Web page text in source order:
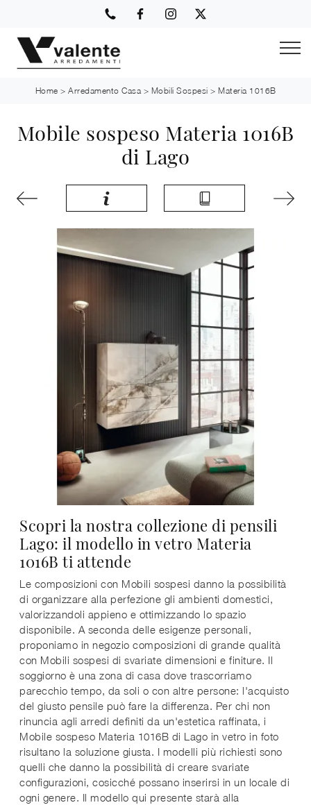
Home > Arredamento Casa > Mobili Sospesi > Materia 1016B
Mobile sospeso Materia 1016B
di Lago
Scopri la nostra collezione di pensili
Lago: il modello in vetro Materia
1016B ti attende
Le composizioni con Mobili sospesi danno la possibilità
di organizzare alla perfezione gli ambienti domestici,
valorizzandoli appieno e ottimizzando lo spazio
disponibile. A seconda delle esigenze personali,
proponiamo in negozio composizioni di grande qualità
con Mobili sospesi di svariate dimensioni e finiture. Il
soggiorno è una zona di casa dove trascorriamo
parecchio tempo, da soli o con altre persone: l'acquisto
del giusto pensile può fare la differenza. Per chi non
rinuncia agli arredi definiti da un'estetica raffinata, i
Mobile sospeso Materia 1016B di Lago in vetro in foto
risultano la soluzione giusta. I modelli più richiesti sono
quelli che danno la possibilità di creare svariate
configurazioni, cosicché possano inserirsi in un locale di
ogni genere. Il modello qui presente starà alla